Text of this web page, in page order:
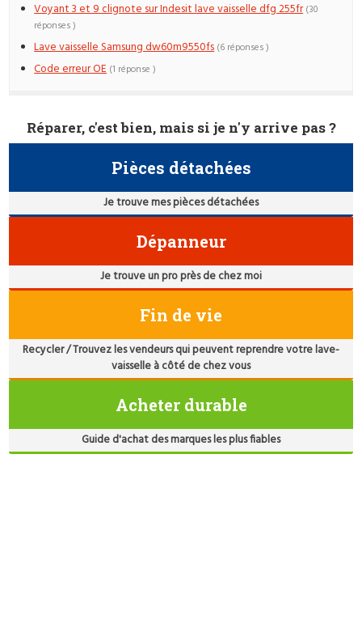
Voyant 3 et 9 clignote sur Indesit lave vaisselle dfg 255fr (30
réponses )
Lave vaisselle Samsung dw60m9550fs (6 réponses )
Code erreur OE (1 réponse )
Réparer, c'est bien, mais si je n'y arrive pas ?
Pièces détachées
Je trouve mes pièces détachées
Dépanneur
Je trouve un pro près de chez moi
Fin de vie
Recycler / Trouvez les vendeurs qui peuvent reprendre votre lave-
vaisselle à côté de chez vous
Acheter durable
Guide d'achat des marques les plus fiables